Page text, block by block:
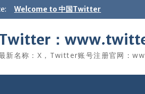
Welcome to 中国Twitter
：
新名称：X，Twitter账号注册官网：